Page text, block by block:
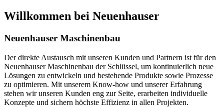
Willkommen bei Neuenhauser
Neuenhauser Maschinenbau
Der direkte Austausch mit unseren Kunden und Partnern ist für den
Neuenhauser Maschinenbau der Schlüssel, um kontinuierlich neue
Lösungen zu entwickeln und bestehende Produkte sowie Prozesse
zu optimieren. Mit unserem Know-how und unserer Erfahrung
stehen wir unseren Kunden eng zur Seite, erarbeiten individuelle
Konzepte und sichern höchste Effizienz in allen Projekten.